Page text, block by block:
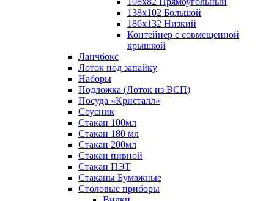
138х102 Большой
186х132 Низкий
Контейнер с совмещенной
крышкой
Ланчбокс
Лоток под запайку
Наборы
Подложка (Лоток из ВСП)
Посуда «Кристалл»
Соусник
Стакан 100мл
Стакан 180 мл
Стакан 200мл
Стакан пивной
Стакан ПЭТ
Стаканы Бумажные
Столовые приборы